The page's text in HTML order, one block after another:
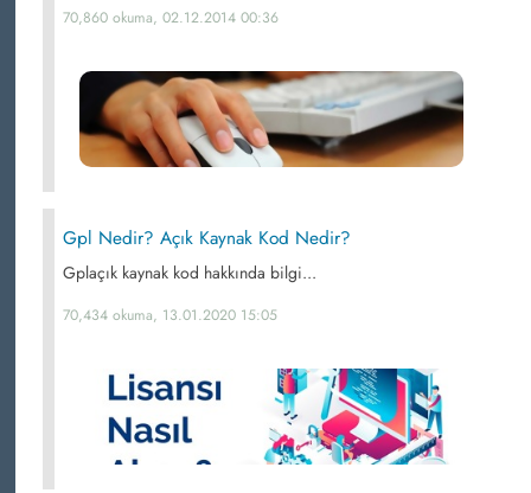
70,860 okuma, 02.12.2014 00:36
Gpl Nedir? Açık Kaynak Kod Nedir?
Gplaçık kaynak kod hakkında bilgi...
70,434 okuma, 13.01.2020 15:05